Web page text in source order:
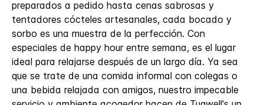
preparados a pedido hasta cenas sabrosas y
tentadores cócteles artesanales, cada bocado y
sorbo es una muestra de la perfección. Con
especiales de happy hour entre semana, es el lugar
ideal para relajarse después de un largo día. Ya sea
que se trate de una comida informal con colegas o
una bebida relajada con amigos, nuestro impecable